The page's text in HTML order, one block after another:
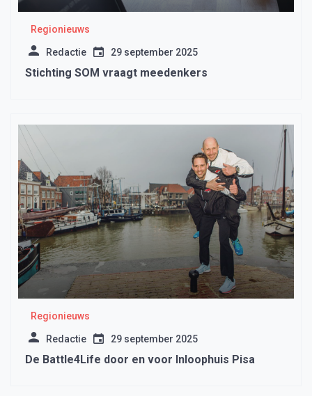
Regionieuws
Redactie 29 september 2025
Stichting SOM vraagt meedenkers
Regionieuws
Redactie 29 september 2025
De Battle4Life door en voor Inloophuis Pisa